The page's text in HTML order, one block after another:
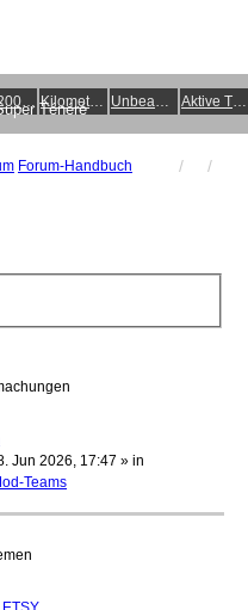
XT1200Z-Wiki Kilometerstatistik Unbeantwortete Themen Aktive Themen
Ténéré
Forum-Handbuch
Jun 2026, 17:47 » in
Teams